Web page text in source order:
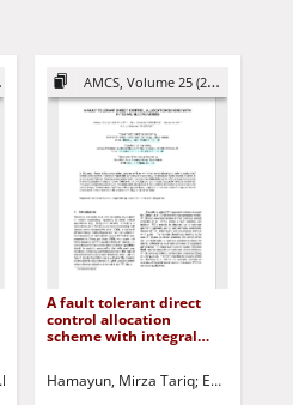
Korbicz, Józef (1951- ) - red. Uciński,
AMCS, Volume 25 (2015)
A fault tolerant direct
control allocation
scheme with integral
Hamayun, Mirza Tariq Edwards,